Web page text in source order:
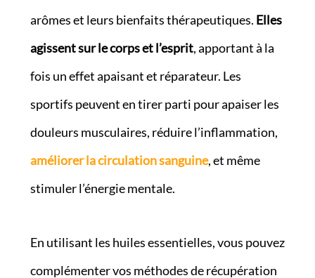
arômes et leurs bienfaits thérapeutiques. Elles
agissent sur le corps et l’esprit, apportant à la
fois un effet apaisant et réparateur. Les
sportifs peuvent en tirer parti pour apaiser les
douleurs musculaires, réduire l’inflammation,
améliorer la circulation sanguine, et même
stimuler l’énergie mentale.
En utilisant les huiles essentielles, vous pouvez
complémenter vos méthodes de récupération